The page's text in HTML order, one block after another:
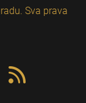
Sva prava